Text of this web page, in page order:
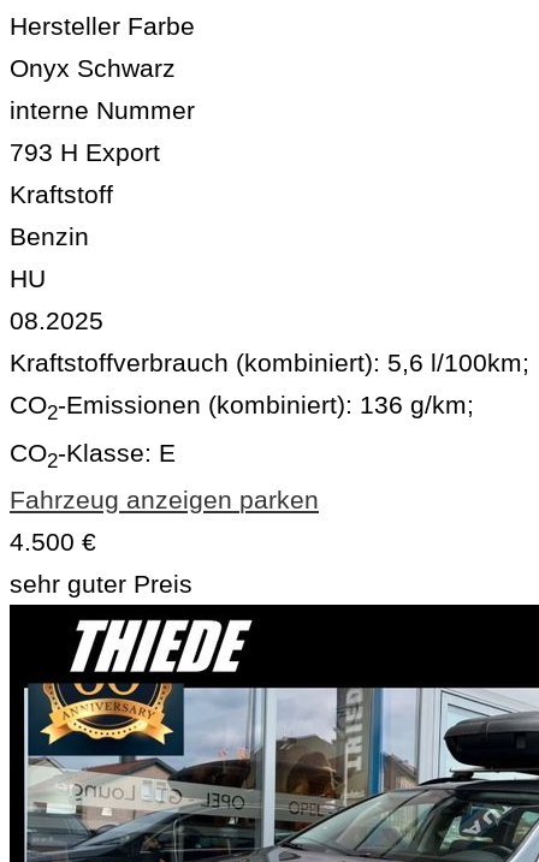
Hersteller Farbe
Onyx Schwarz
interne Nummer
793 H Export
Kraftstoff
Benzin
HU
08.2025
Kraftstoffverbrauch (kombiniert): 5,6 l/100km;
CO2-Emissionen (kombiniert): 136 g/km;
CO2-Klasse: E
Fahrzeug anzeigen parken
4.500 €
sehr guter Preis